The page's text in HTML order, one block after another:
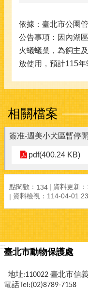
依據：臺北市公園
公告事項：因內湖
火蟻蟻巢，為飼主
放使用，預計115年
相關檔案
簽准-週美小犬區暫停
pdf(400.24 KB)
點閱數： 134
資料更新
資料檢視：114-04-01
:::
臺北市
地址:110022 臺北市信
電話Tel:(02)8789-7158